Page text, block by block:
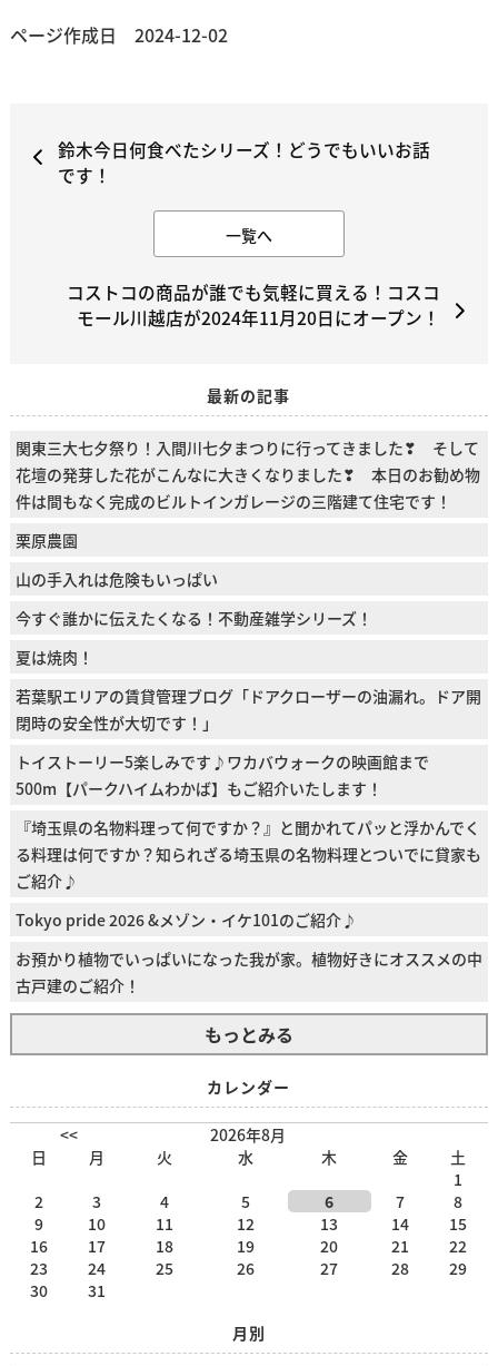
ページ作成日 2024-12-02
鈴木今日何食べたシリーズ！どうでもいいお話
です！
一覧へ
コストコの商品が誰でも気軽に買える！コスコ
モール川越店が2024年11月20日にオープン！
最新の記事
関東三大七夕祭り！入間川七夕まつりに行ってきました❣ そして
花壇の発芽した花がこんなに大きくなりました❣ 本日のお勧め物
件は間もなく完成のビルトインガレージの三階建て住宅です！
栗原農園
山の手入れは危険もいっぱい
今すぐ誰かに伝えたくなる！不動産雑学シリーズ！
夏は焼肉！
若葉駅エリアの賃貸管理ブログ「ドアクローザーの油漏れ。ドア開
閉時の安全性が大切です！」
トイストーリー5楽しみです♪ワカバウォークの映画館まで
500m【パークハイムわかば】もご紹介いたします！
『埼玉県の名物料理って何ですか？』と聞かれてパッと浮かんでく
る料理は何ですか？知られざる埼玉県の名物料理とついでに貸家も
ご紹介♪
Tokyo pride 2026 &メゾン・イケ101のご紹介♪
お預かり植物でいっぱいになった我が家。植物好きにオススメの中
古戸建のご紹介！
もっとみる
カレンダー
<<
2026年8月
日
月 火 水 木 金
土
1
2
3 4 5 6 7
8
9
10 11 12 13 14
15
16
17 18 19 20 21
22
23
24 25 26 27 28
29
30
31
月別